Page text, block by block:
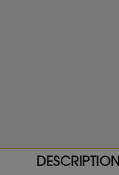
DESCRIPTION